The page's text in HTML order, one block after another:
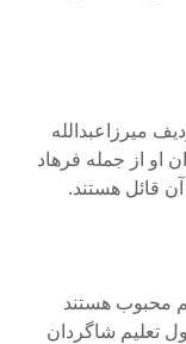
میرزاعبدالله
او از جمله فرهاد
آن قائل هستند.
محبوب هستند
تعلیم شاگردان